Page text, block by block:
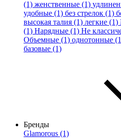
(1) женственные (1)
удобные (1) без стрелок (1)
высокая талия (1) легкие (1)
(1) Нарядные (1) Не
Объемные (1) однотонные
базовые (1)
Бренды
Glamorous (1)